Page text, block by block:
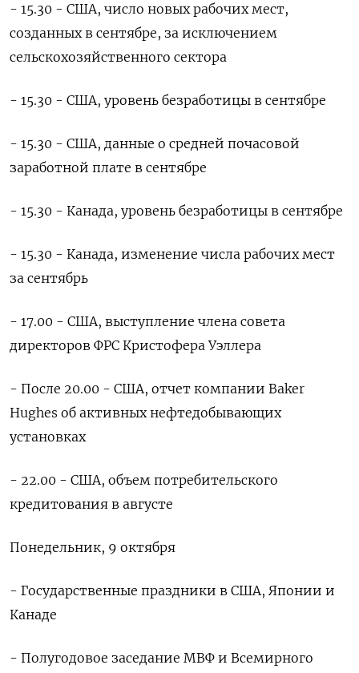
- 15.30 - США, число новых рабочих мест,
созданных в сентябре, за исключением
сельскохозяйственного сектора
- 15.30 - США, уровень безработицы в сентябре
- 15.30 - США, данные о средней почасовой
заработной плате в сентябре
- 15.30 - Канада, уровень безработицы в сентябре
- 15.30 - Канада, изменение числа рабочих мест
за сентябрь
- 17.00 - США, выступление члена совета
директоров ФРС Кристофера Уэллера
- После 20.00 - США, отчет компании Baker
Hughes об активных нефтедобывающих
установках
- 22.00 - США, объем потребительского
кредитования в августе
Понедельник, 9 октября
- Государственные праздники в США, Японии и
Канаде
- Полугодовое заседание МВФ и Всемирного